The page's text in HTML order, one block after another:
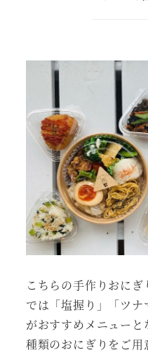
こちらの手作りおに
では「塩握り」「ツナ
がおすすめメニュー
種類のおにぎりをご用